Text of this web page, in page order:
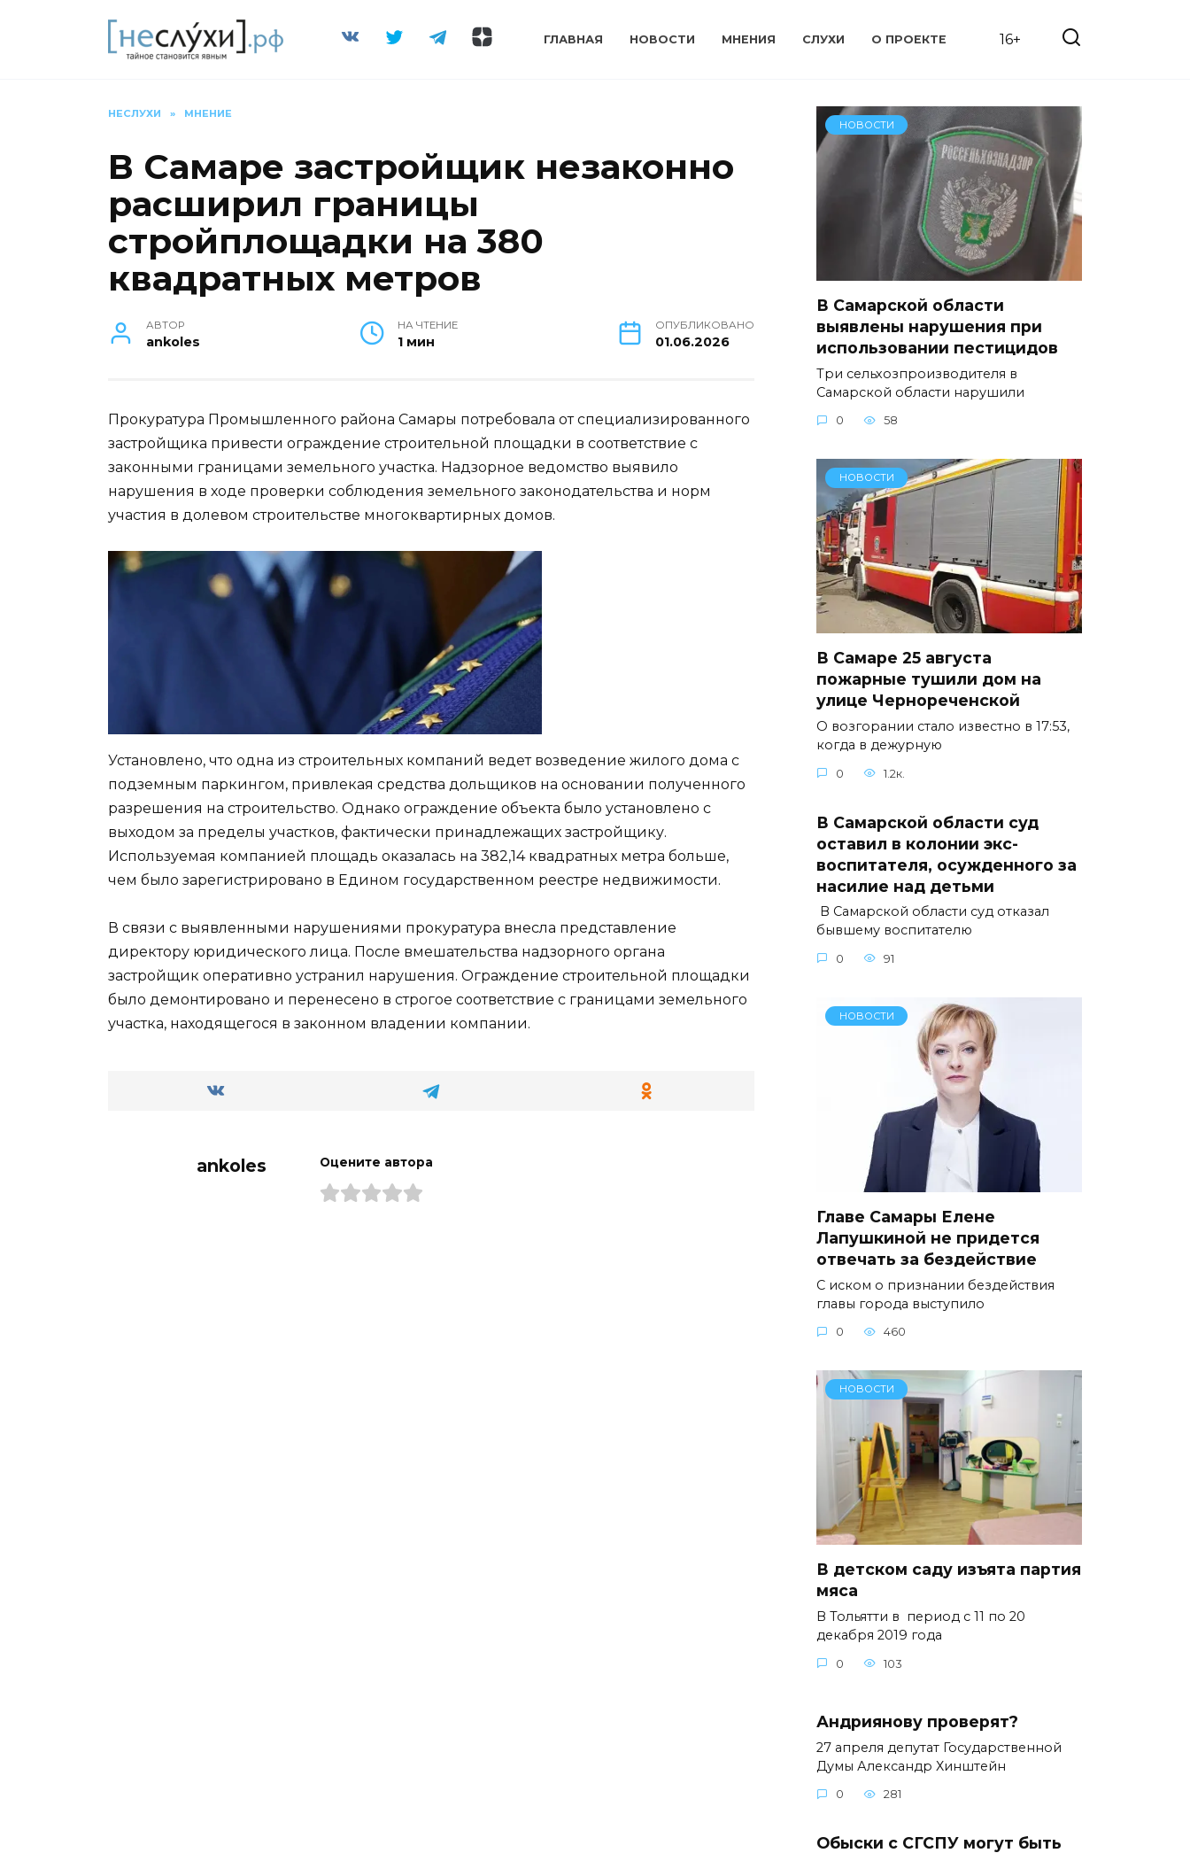
ГЛАВНАЯ НОВОСТИ МНЕНИЯ СЛУХИ О ПРОЕКТЕ 16+
НЕСЛУХИ » МНЕНИЕ
В Самаре застройщик незаконно
расширил границы
стройплощадки на 380
квадратных метров
АВТОР
ankoles
НА ЧТЕНИЕ
1 мин
ОПУБЛИКОВАНО
01.06.2026
Прокуратура Промышленного района Самары потребовала от специализированного
застройщика привести ограждение строительной площадки в соответствие с
законными границами земельного участка. Надзорное ведомство выявило
нарушения в ходе проверки соблюдения земельного законодательства и норм
участия в долевом строительстве многоквартирных домов.
Установлено, что одна из строительных компаний ведет возведение жилого дома с
подземным паркингом, привлекая средства дольщиков на основании полученного
разрешения на строительство. Однако ограждение объекта было установлено с
выходом за пределы участков, фактически принадлежащих застройщику.
Используемая компанией площадь оказалась на 382,14 квадратных метра больше,
чем было зарегистрировано в Едином государственном реестре недвижимости.
В связи с выявленными нарушениями прокуратура внесла представление
директору юридического лица. После вмешательства надзорного органа
застройщик оперативно устранил нарушения. Ограждение строительной площадки
было демонтировано и перенесено в строгое соответствие с границами земельного
участка, находящегося в законном владении компании.
ankoles Оцените автора
НОВОСТИ
В Самарской области
выявлены нарушения при
использовании пестицидов
Три сельхозпроизводителя в
Самарской области нарушили
0 58
НОВОСТИ
В Самаре 25 августа
пожарные тушили дом на
улице Чернореченской
О возгорании стало известно в 17:53,
когда в дежурную
0 1.2к.
В Самарской области суд
оставил в колонии экс-
воспитателя, осужденного за
насилие над детьми
В Самарской области суд отказал
бывшему воспитателю
0 91
НОВОСТИ
Главе Самары Елене
Лапушкиной не придется
отвечать за бездействие
С иском о признании бездействия
главы города выступило
0 460
НОВОСТИ
В детском саду изъята партия
мяса
В Тольятти в период с 11 по 20
декабря 2019 года
0 103
Андриянову проверят?
27 апреля депутат Государственной
Думы Александр Хинштейн
0 281
Обыски с СГСПУ могут быть